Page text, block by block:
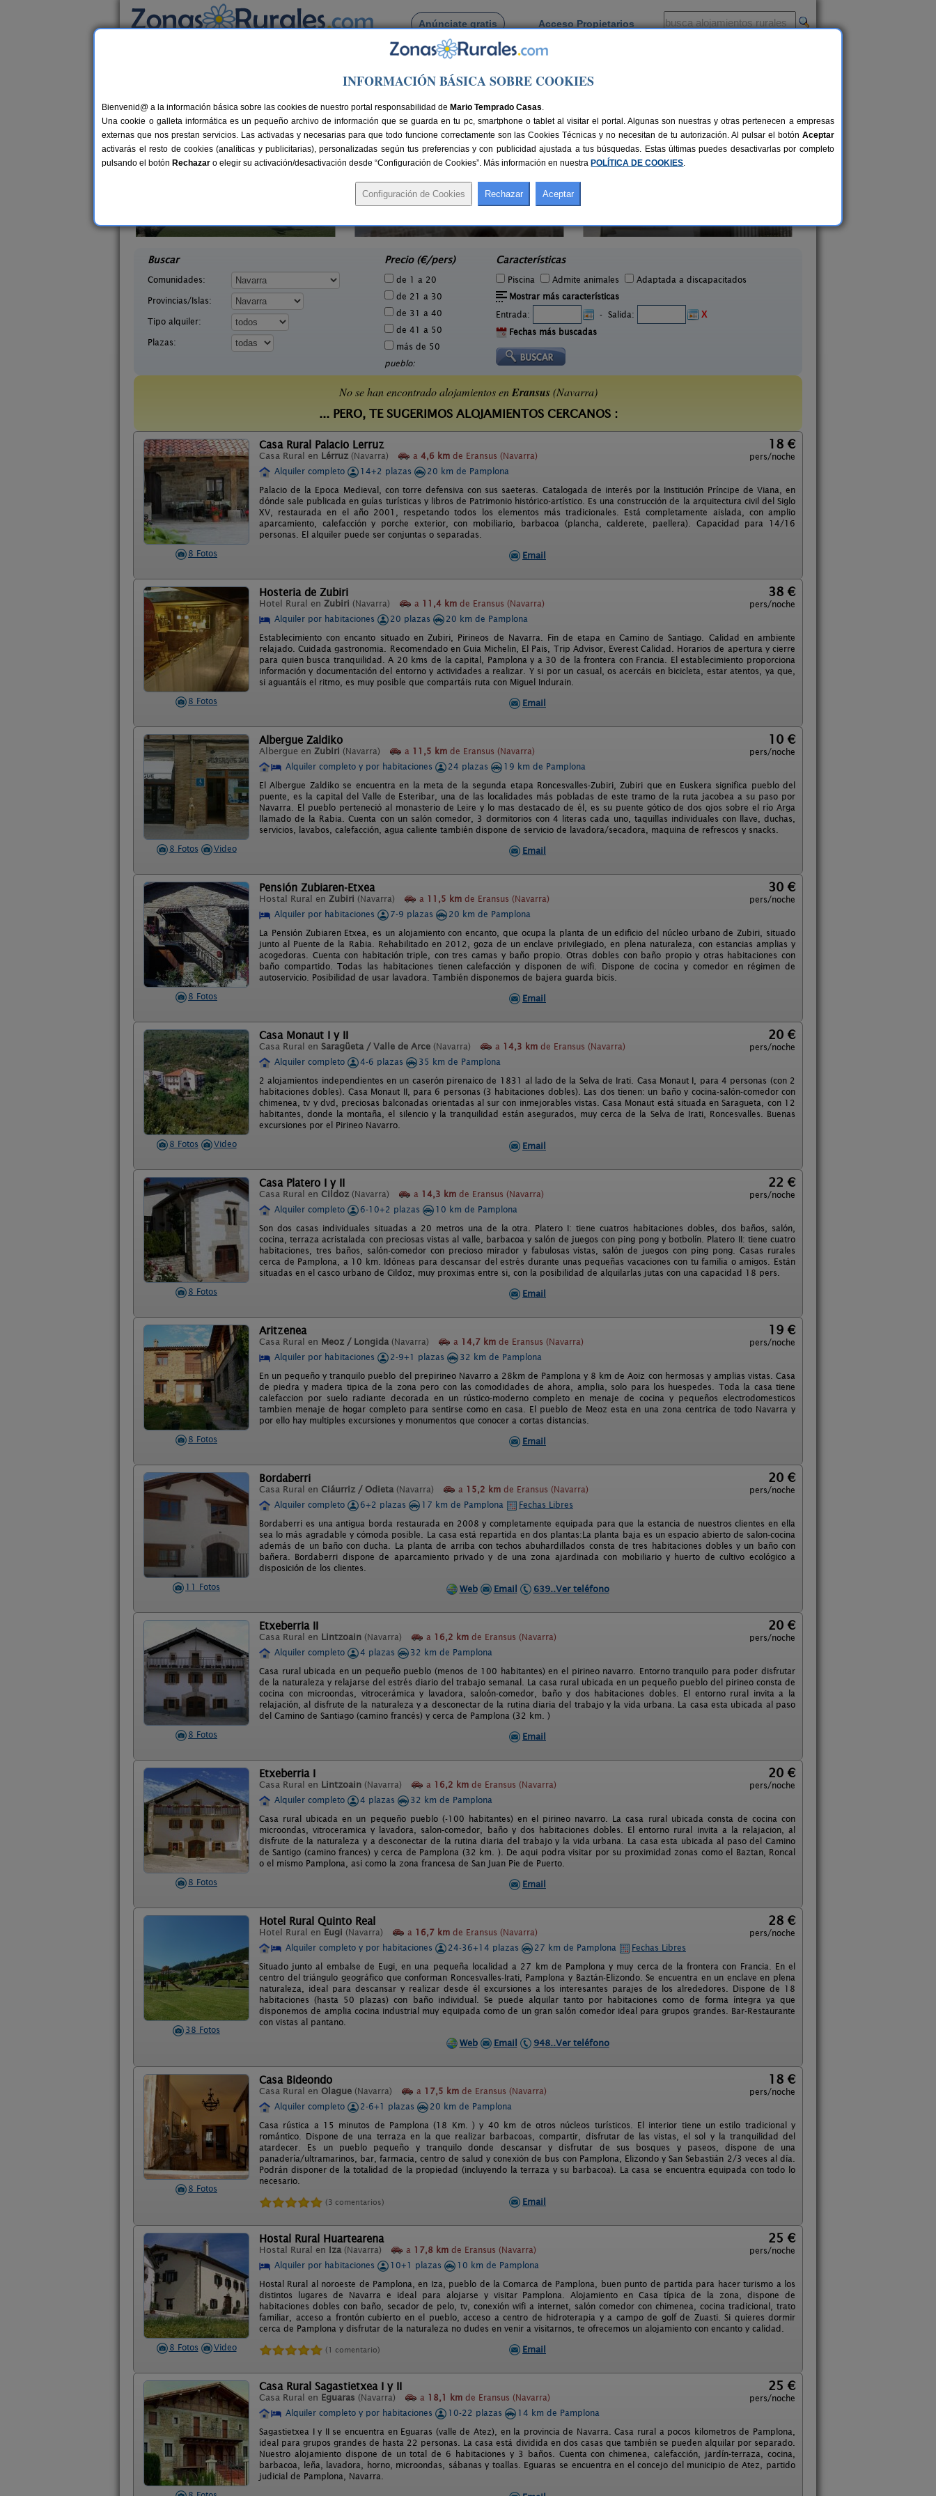
Anúnciate gratis Acceso Propietarios
Busca por pueblo
Casas Rurales cerca de Eransus
36 €
Bordaberri
Buscar
Comunidades:
Provincias/Islas:
Tipo alquiler:
Plazas:
Precio (€/pers)
de 1 a 20
de 21 a 30
de 31 a 40
de 41 a 50
más de 50
pueblo:
Características
Piscina Admite animales
Adaptada a discapacitados
Mostrar más características
Entrada:
- Salida:
X
Fechas más buscadas
No se han encontrado alojamientos enEransus(Navarra)
... PERO, TE SUGERIMOS ALOJAMIENTOS CERCANOS :
8 Fotos
Casa Rural Palacio Lerruz
Casa Rural en Lérruz (Navarra) a 4,6 km de Eransus (Navarra)
18 €
pers/noche
Alquiler completo
14+2 plazas
20 km de Pamplona
Palacio de la Epoca Medieval, con torre defensiva con sus saeteras. Catalogada de interés por la Institución Príncipe de Viana, en
dónde sale publicada en guías turísticas y libros de Patrimonio histórico-artístico. Es una construcción de la arquitectura civil del Siglo
XV, restaurada en el año 2001, respetando todos los elementos más tradicionales. Está completamente aislada, con amplio
aparcamiento, calefacción y porche exterior, con mobiliario, barbacoa (plancha, calderete, paellera). Capacidad para 14/16
personas. El alquiler puede ser conjuntas o separadas.
Email
8 Fotos
Hosteria de Zubiri
Hotel Rural en Zubiri (Navarra) a 11,4 km de Eransus (Navarra)
38 €
pers/noche
Alquiler por habitaciones
20 plazas
20 km de Pamplona
Establecimiento con encanto situado en Zubiri, Pirineos de Navarra. Fin de etapa en Camino de Santiago. Calidad en ambiente
relajado. Cuidada gastronomia. Recomendado en Guia Michelin, El Pais, Trip Advisor, Everest Calidad. Horarios de apertura y cierre
para quien busca tranquilidad. A 20 kms de la capital, Pamplona y a 30 de la frontera con Francia. El establecimiento proporciona
información y documentación del entorno y actividades a realizar. Y si por un casual, os acercáis en bicicleta, estar atentos, ya que,
si aguantáis el ritmo, es muy posible que compartáis ruta con Miguel Indurain.
Email
8 Fotos Video
Albergue Zaldiko
Albergue en Zubiri (Navarra) a 11,5 km de Eransus (Navarra)
10 €
pers/noche
Alquiler completo y por habitaciones
24 plazas
19 km de Pamplona
El Albergue Zaldiko se encuentra en la meta de la segunda etapa Roncesvalles-Zubiri, Zubiri que en Euskera significa pueblo del
puente, es la capital del Valle de Esteribar, una de las localidades más pobladas de este tramo de la ruta jacobea a su paso por
Navarra. El pueblo perteneció al monasterio de Leire y lo mas destacado de él, es su puente gótico de dos ojos sobre el río Arga
llamado de la Rabia. Cuenta con un salón comedor, 3 dormitorios con 4 literas cada uno, taquillas individuales con llave, duchas,
servicios, lavabos, calefacción, agua caliente también dispone de servicio de lavadora/secadora, maquina de refrescos y snacks.
Email
8 Fotos
Pensión Zubiaren-Etxea
Hostal Rural en Zubiri (Navarra) a 11,5 km de Eransus (Navarra)
30 €
pers/noche
Alquiler por habitaciones
7-9 plazas
20 km de Pamplona
La Pensión Zubiaren Etxea, es un alojamiento con encanto, que ocupa la planta de un edificio del núcleo urbano de Zubiri, situado
junto al Puente de la Rabia. Rehabilitado en 2012, goza de un enclave privilegiado, en plena naturaleza, con estancias amplias y
acogedoras. Cuenta con habitación triple, con tres camas y baño propio. Otras dobles con baño propio y otras habitaciones con
baño compartido. Todas las habitaciones tienen calefacción y disponen de wifi. Dispone de cocina y comedor en régimen de
autoservicio. Posibilidad de usar lavadora. También disponemos de bajera guarda bicis.
Email
8 Fotos Video
Casa Monaut I y II
Casa Rural en Saragüeta / Valle de Arce (Navarra) a 14,3 km de Eransus (Navarra)
20 €
pers/noche
Alquiler completo
4-6 plazas
35 km de Pamplona
2 alojamientos independientes en un caserón pirenaico de 1831 al lado de la Selva de Irati. Casa Monaut I, para 4 personas (con 2
habitaciones dobles). Casa Monaut II, para 6 personas (3 habitaciones dobles). Las dos tienen: un baño y cocina-salón-comedor con
chimenea, tv y dvd, preciosas balconadas orientadas al sur con inmejorables vistas. Casa Monaut está situada en Saragueta, con 12
habitantes, donde la montaña, el silencio y la tranquilidad están asegurados, muy cerca de la Selva de Irati, Roncesvalles. Buenas
excursiones por el Pirineo Navarro.
Email
8 Fotos
Casa Platero I y II
Casa Rural en Cildoz (Navarra) a 14,3 km de Eransus (Navarra)
22 €
pers/noche
Alquiler completo
6-10+2 plazas
10 km de Pamplona
Son dos casas individuales situadas a 20 metros una de la otra. Platero I: tiene cuatros habitaciones dobles, dos baños, salón,
cocina, terraza acristalada con preciosas vistas al valle, barbacoa y salón de juegos con ping pong y botbolín. Platero II: tiene cuatro
habitaciones, tres baños, salón-comedor con precioso mirador y fabulosas vistas, salón de juegos con ping pong. Casas rurales
cerca de Pamplona, a 10 km. Idóneas para descansar del estrés durante unas pequeñas vacaciones con tu familia o amigos. Están
situadas en el casco urbano de Cildoz, muy proximas entre si, con la posibilidad de alquilarlas jutas con una capacidad 18 pers.
Email
8 Fotos
Aritzenea
Casa Rural en Meoz / Longida (Navarra) a 14,7 km de Eransus (Navarra)
19 €
pers/noche
Alquiler por habitaciones
2-9+1 plazas
32 km de Pamplona
En un pequeño y tranquilo pueblo del prepirineo Navarro a 28km de Pamplona y 8 km de Aoiz con hermosas y amplias vistas. Casa
de piedra y madera tipica de la zona pero con las comodidades de ahora, amplia, solo para los huespedes. Toda la casa tiene
calefaccion por suelo radiante decorada en un rústico-moderno completo en menaje de cocina y pequeños electrodomesticos
tambien menaje de hogar completo para sentirse como en casa. El pueblo de Meoz esta en una zona centrica de todo Navarra y
por ello hay multiples excursiones y monumentos que conocer a cortas distancias.
Email
11 Fotos
Bordaberri
Casa Rural en Ciáurriz / Odieta (Navarra) a 15,2 km de Eransus (Navarra)
20 €
pers/noche
Alquiler completo
6+2 plazas 17 km de Pamplona
Fechas Libres
Bordaberri es una antigua borda restaurada en 2008 y completamente equipada para que la estancia de nuestros clientes en ella
sea lo más agradable y cómoda posible. La casa está repartida en dos plantas:La planta baja es un espacio abierto de salon-cocina
además de un baño con ducha. La planta de arriba con techos abuhardillados consta de tres habitaciones dobles y un baño con
bañera. Bordaberri dispone de aparcamiento privado y de una zona ajardinada con mobiliario y huerto de cultivo ecológico a
disposición de los clientes.
Web
Email 639..Ver teléfono
8 Fotos
Etxeberria II
Casa Rural en Lintzoain (Navarra) a 16,2 km de Eransus (Navarra)
20 €
pers/noche
Alquiler completo
4 plazas
32 km de Pamplona
Casa rural ubicada en un pequeño pueblo (menos de 100 habitantes) en el pirineo navarro. Entorno tranquilo para poder disfrutar
de la naturaleza y relajarse del estrés diario del trabajo semanal. La casa rural ubicada en un pequeño pueblo del pirineo consta de
cocina con microondas, vitrocerámica y lavadora, saloón-comedor, baño y dos habitaciones dobles. El entorno rural invita a la
relajación, al disfrute de la naturaleza y a desconectar de la rutina diaria del trabajo y la vida urbana. La casa esta ubicada al paso
del Camino de Santiago (camino francés) y cerca de Pamplona (32 km. )
Email
8 Fotos
Etxeberria I
Casa Rural en Lintzoain (Navarra) a 16,2 km de Eransus (Navarra)
20 €
pers/noche
Alquiler completo
4 plazas
32 km de Pamplona
Casa rural ubicada en un pequeño pueblo (-100 habitantes) en el pirineo navarro. La casa rural ubicada consta de cocina con
microondas, vitroceramica y lavadora, salon-comedor, baño y dos habitaciones dobles. El entorno rural invita a la relajacion, al
disfrute de la naturaleza y a desconectar de la rutina diaria del trabajo y la vida urbana. La casa esta ubicada al paso del Camino
de Santigo (camino frances) y cerca de Pamplona (32 km. ). De aqui podra visitar por su proximidad zonas como el Baztan, Roncal
o el mismo Pamplona, asi como la zona francesa de San Juan Pie de Puerto.
Email
38 Fotos
Hotel Rural Quinto Real
Hotel Rural en Eugi (Navarra) a 16,7 km de Eransus (Navarra)
28 €
pers/noche
Alquiler completo y por habitaciones
24-36+14 plazas 27 km de Pamplona
Fechas Libres
Situado junto al embalse de Eugi, en una pequeña localidad a 27 km de Pamplona y muy cerca de la frontera con Francia. En el
centro del triángulo geográfico que conforman Roncesvalles-Irati, Pamplona y Baztán-Elizondo. Se encuentra en un enclave en plena
naturaleza, ideal para descansar y realizar desde él excursiones a los interesantes parajes de los alrededores. Dispone de 18
habitaciones (hasta 50 plazas) con baño individual. Se puede alquilar tanto por habitaciones como de forma íntegra ya que
disponemos de amplia cocina industrial muy equipada como de un gran salón comedor ideal para grupos grandes. Bar-Restaurante
con vistas al pantano.
Web
Email 948..Ver teléfono
8 Fotos
Casa Bideondo
Casa Rural en Olague (Navarra) a 17,5 km de Eransus (Navarra)
18 €
pers/noche
Alquiler completo
2-6+1 plazas
20 km de Pamplona
Casa rústica a 15 minutos de Pamplona (18 Km. ) y 40 km de otros núcleos turísticos. El interior tiene un estilo tradicional y
romántico. Dispone de una terraza en la que realizar barbacoas, compartir, disfrutar de las vistas, el sol y la tranquilidad del
atardecer. Es un pueblo pequeño y tranquilo donde descansar y disfrutar de sus bosques y paseos, dispone de una
panadería/ultramarinos, bar, farmacia, centro de salud y conexión de bus con Pamplona, Elizondo y San Sebastián 2/3 veces al día.
Podrán disponer de la totalidad de la propiedad (incluyendo la terraza y su barbacoa). La casa se encuentra equipada con todo lo
necesario.
(3 comentarios) Email
8 Fotos Video
Hostal Rural Huartearena
Hostal Rural en Iza (Navarra) a 17,8 km de Eransus (Navarra)
25 €
pers/noche
Alquiler por habitaciones
10+1 plazas
10 km de Pamplona
Hostal Rural al noroeste de Pamplona, en Iza, pueblo de la Comarca de Pamplona, buen punto de partida para hacer turismo a los
distintos lugares de Navarra e ideal para alojarse y visitar Pamplona. Alojamiento en Casa típica de la zona, dispone de
habitaciones dobles con baño, secador de pelo, tv, conexión wifi a internet, salón comedor con chimenea, cocina tradicional, trato
familiar, acceso a frontón cubierto en el pueblo, acceso a centro de hidroterapia y a campo de golf de Zuasti. Si quieres dormir
cerca de Pamplona y disfrutar de la naturaleza no dudes en venir a visitarnos, te ofrecemos un alojamiento con encanto y calidad.
(1 comentario) Email
Casa Rural Sagastietxea I y II
Casa Rural en Eguaras (Navarra) a 18,1 km de Eransus (Navarra)
25 €
pers/noche
Alquiler completo y por habitaciones
10-22 plazas
14 km de Pamplona
Sagastietxea I y II se encuentra en Eguaras (valle de Atez), en la provincia de Navarra. Casa rural a pocos kilometros de Pamplona,
ideal para grupos grandes de hasta 22 personas. La casa está dividida en dos casas que también se pueden alquilar por separado.
Nuestro alojamiento dispone de un total de 6 habitaciones y 3 baños. Cuenta con chimenea, calefacción, jardín-terraza, cocina,
barbacoa, leña, lavadora, horno, microondas, sábanas y toallas. Eguaras se encuentra en el concejo del municipio de Atez, partido
judicial de Pamplona, Navarra.
INFORMACIÓN BÁSICA SOBRE COOKIES
Bienvenid@ a la información básica sobre las cookies de nuestro portal responsabilidad de Mario Temprado Casas.
Una cookie o galleta informática es un pequeño archivo de información que se guarda en tu pc, smartphone o tablet al visitar el portal. Algunas son nuestras y otras pertenecen a empresas
externas que nos prestan servicios. Las activadas y necesarias para que todo funcione correctamente son las Cookies Técnicas y no necesitan de tu autorización. Al pulsar el botón Aceptar
activarás el resto de cookies (analíticas y publicitarias), personalizadas según tus preferencias y con publicidad ajustada a tus búsquedas. Estas últimas puedes desactivarlas por completo
pulsando el botón Rechazar o elegir su activación/desactivación desde “Configuración de Cookies”. Más información en nuestra POLÍTICA DE COOKIES.